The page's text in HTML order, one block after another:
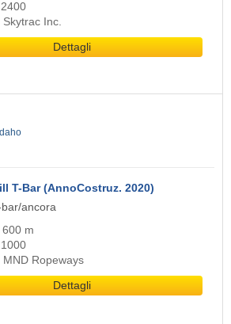
Inc.
Dettagli
Idaho
T-Bar (AnnoCostruz. 2020)
ancora
m
Ropeways
Dettagli